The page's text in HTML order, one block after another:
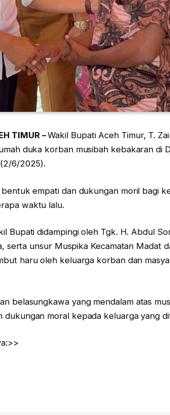
TIMUR –Wakil Bupati Aceh Timur, T.
duka korban musibah kebakaran di
6/2025).
empati dan dukungan moril bagi
waktu lalu.
Bupati didampingi oleh Tgk. H. Abdul
serta unsur Muspika Kecamatan Madat
haru oleh keluarga korban dan
belasungkawa yang mendalam atas
moral kepada keluarga yang